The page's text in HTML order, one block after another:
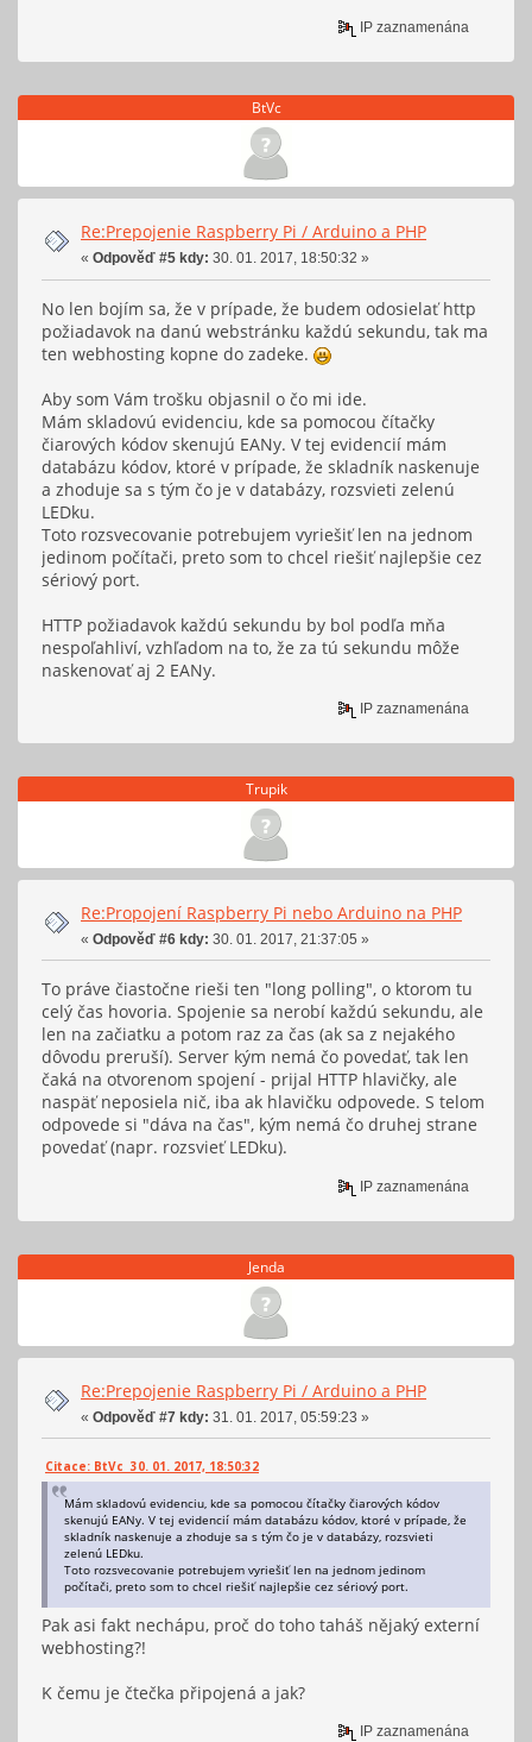
IP zaznamenána
BtVc
Re:Prepojenie Raspberry Pi / Arduino a PHP
« Odpověď #5 kdy: 30. 01. 2017, 18:50:32 »
No len bojím sa, že v prípade, že budem odosielať http
požiadavok na danú webstránku každú sekundu, tak ma
ten webhosting kopne do zadeke.
Aby som Vám trošku objasnil o čo mi ide.
Mám skladovú evidenciu, kde sa pomocou čítačky
čiarových kódov skenujú EANy. V tej evidencií mám
databázu kódov, ktoré v prípade, že skladník naskenuje
a zhoduje sa s tým čo je v databázy, rozsvieti zelenú
LEDku.
Toto rozsvecovanie potrebujem vyriešiť len na jednom
jedinom počítači, preto som to chcel riešiť najlepšie cez
sériový port.
HTTP požiadavok každú sekundu by bol podľa mňa
nespoľahliví, vzhľadom na to, že za tú sekundu môže
naskenovať aj 2 EANy.
IP zaznamenána
Trupik
Re:Propojení Raspberry Pi nebo Arduino na PHP
« Odpověď #6 kdy: 30. 01. 2017, 21:37:05 »
To práve čiastočne rieši ten "long polling", o ktorom tu
celý čas hovoria. Spojenie sa nerobí každú sekundu, ale
len na začiatku a potom raz za čas (ak sa z nejakého
dôvodu preruší). Server kým nemá čo povedať, tak len
čaká na otvorenom spojení - prijal HTTP hlavičky, ale
naspäť neposiela nič, iba ak hlavičku odpovede. S telom
odpovede si "dáva na čas", kým nemá čo druhej strane
povedať (napr. rozsvieť LEDku).
IP zaznamenána
Jenda
Re:Prepojenie Raspberry Pi / Arduino a PHP
« Odpověď #7 kdy: 31. 01. 2017, 05:59:23 »
Citace: BtVc 30. 01. 2017, 18:50:32
Mám skladovú evidenciu, kde sa pomocou čítačky čiarových kódov
skenujú EANy. V tej evidencií mám databázu kódov, ktoré v prípade, že
skladník naskenuje a zhoduje sa s tým čo je v databázy, rozsvieti
zelenú LEDku.
Toto rozsvecovanie potrebujem vyriešiť len na jednom jedinom
počítači, preto som to chcel riešiť najlepšie cez sériový port.
Pak asi fakt nechápu, proč do toho taháš nějaký externí
webhosting?!
K čemu je čtečka připojená a jak?
IP zaznamenána